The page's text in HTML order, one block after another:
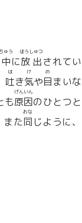
中
ちゅう
に放出
ほうしゅつ
されてい
吐
は
き気
け
や目
め
まいな
も原因
げんいん
のひとつと
また同
おな
じように、